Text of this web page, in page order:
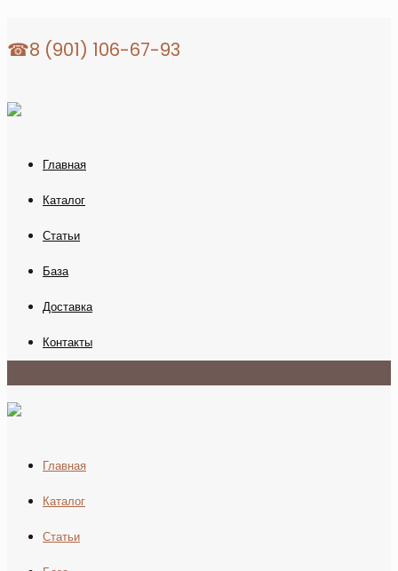
☎8 (901) 106-67-93
Главная
Каталог
Статьи
База
Доставка
Контакты
Главная
Каталог
Статьи